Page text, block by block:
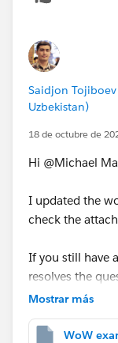
Saidjon
Uzbekistan)
18 de octubre de
Hi @Michael
I updated the
check the
If you still have
resolves the
the best?
Best regards
Mostrar más
WoW